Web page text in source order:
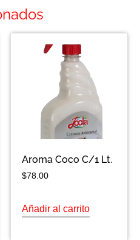
Aroma Coco C/1 Lt.
$78.00
Añadir al carrito